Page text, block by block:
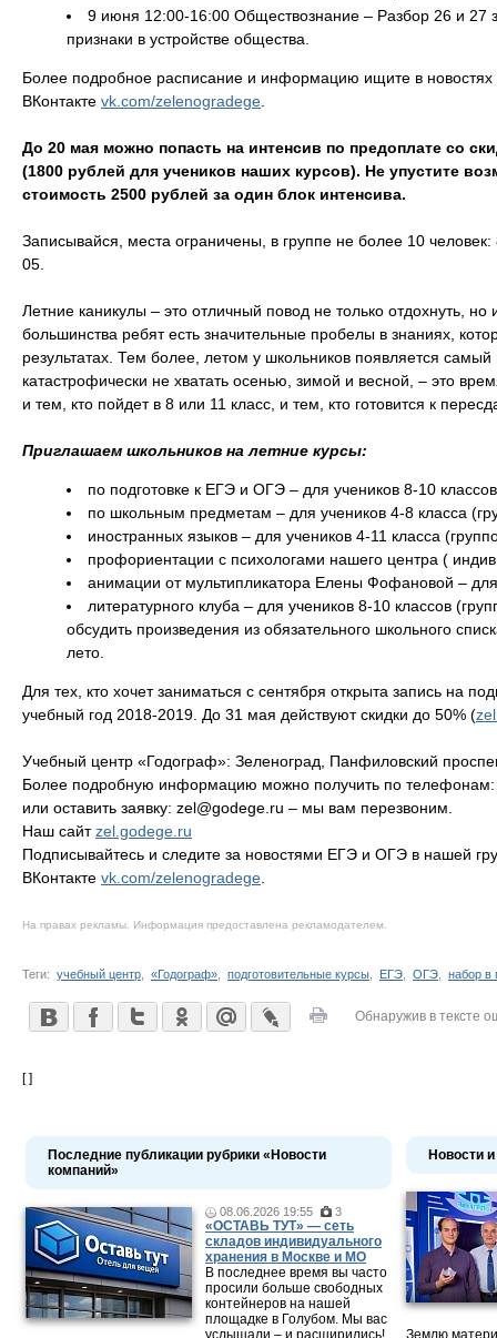
9 июня 12:00-16:00 Обществознание – Разбор 26 и 27
признаки в устройстве общества.
Более подробное расписание и информацию ищите в новостях
ВКонтакте vk.com/zelenogradege
До 20 мая можно попасть на интенсив по предоплате со
(1800 рублей для учеников наших курсов). Не упустите
стоимость 2500 рублей за один блок интенсива.
Записывайся, места ограничены, в группе не более 10
05.
Летние каникулы – это отличный повод не только отдохнуть, но
большинства ребят есть значительные пробелы в знаниях,
результатах. Тем более, летом у школьников появляется самый
катастрофически не хватать осенью, зимой и весной, – это
и тем, кто пойдет в 8 или 11 класс, и тем, кто готовится к
Приглашаем школьников на летние курсы:
по подготовке к ЕГЭ и ОГЭ – для учеников 8-10
по школьным предметам – для учеников 4-8 класса
иностранных языков – для учеников 4-11 класса
профориентации с психологами нашего центра (
анимации от мультипликатора Елены Фофановой –
литературного клуба – для учеников 8-10 классов
обсудить произведения из обязательного школьного
лето.
Для тех, кто хочет заниматься с сентября открыта запись на
учебный год 2018-2019. До 31 мая действуют скидки до 50% (
Учебный центр «Годограф»: Зеленоград, Панфиловский
Более подробную информацию можно получить по
или оставить заявку: zel@godege.ru – мы вам перезвоним.
Наш сайтzel.godege.ru
Подписывайтесь и следите за новостями ЕГЭ и ОГЭ в нашей
ВКонтакте vk.com/zelenogradege
На правах рекламы. Информация предоставлена рекламодателем.
Теги: учебный центр «Годограф» подготовительные курсы ЕГЭ ОГЭ набор в
Обнаружив в тексте
[ ]
Последние публикации рубрики «Новости
компаний»
08.06.2026 19:55 3
«ОСТАВЬ ТУТ» — сеть
складов индивидуального
хранения в Москве и МО
В последнее время вы часто
просили больше свободных
контейнеров на нашей
площадке в Голубом. Мы вас
услышали – и расширились!
Новости
Землю